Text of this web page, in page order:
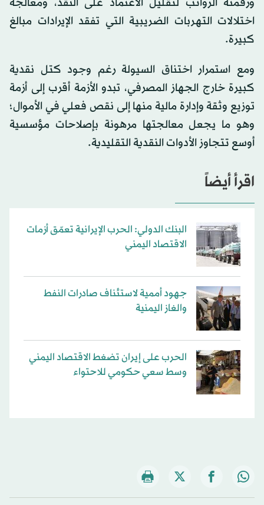
اختلالات التهربات الضريبية التي تفقد الإيرادات مبالغ
كبيرة.
ومع استمرار اختناق السيولة رغم وجود كتل نقدية
كبيرة خارج الجهاز المصرفي، تبدو الأزمة أقرب إلى أزمة
توزيع وثقة وإدارة مالية منها إلى نقص فعلي في الأموال؛
وهو ما يجعل معالجتها مرهونة بإصلاحات مؤسسية
أوسع تتجاوز الأدوات النقدية التقليدية.
اقرأ أيضاً
البنك الدولي: الحرب الإيرانية تعمّق أزمات
الاقتصاد اليمني
جهود أممية لاستئناف صادرات النفط
والغاز اليمنية
الحرب على إيران تضغط الاقتصاد اليمني
وسط سعي حكومي للاحتواء